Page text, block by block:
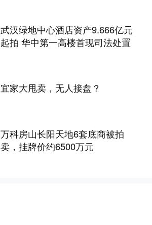
武汉绿地中心酒店资产9.666亿元
起拍 华中第一高楼首现司法处置
宜家大甩卖，无人接盘？
万科房山长阳天地6套底商被拍
卖，挂牌价约6500万元